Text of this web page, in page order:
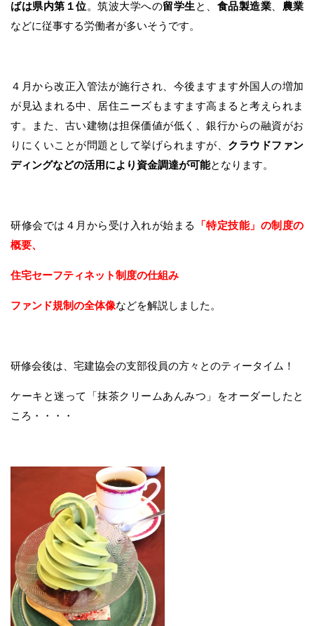
ばは県内第１位。筑波大学への留学生 と、 食品製造業
農業
などに従事する労働者が多いそうです。
４月から改正入管法が施行され、今後ますます外国人の増加
が見込まれる中、居住ニーズもますます高まると考えられま
す。また、古い建物は担保価値が低く、銀行からの融資がお
りにくいことが問題として挙げられますが、 クラウドファン
ディングなどの活用により資金調達が可能となります。
研修会では４月から受け入れが始まる
「特定技能」の制度の
概要、
住宅セーフティネット制度の仕組み
ファンド規制の全体像などを解説しました。
研修会後は、宅建協会の支部役員の方々とのティータイム！
ケーキと迷って「抹茶クリームあんみつ」をオーダーしたと
ころ・・・・